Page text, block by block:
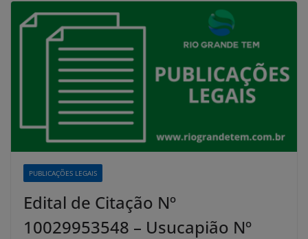
PUBLICAÇÕES LEGAIS
Edital de Citação Nº
10029953548 – Usucapião Nº